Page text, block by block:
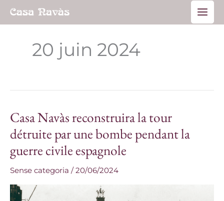
Aller
Main
20 juin 2024
Casa Navàs reconstruira la tour
détruite par une bombe pendant la
guerre civile espagnole
Sense categoria /20/06/2024
Casa
Navàs
reconstruira
la
tour
détruite
par